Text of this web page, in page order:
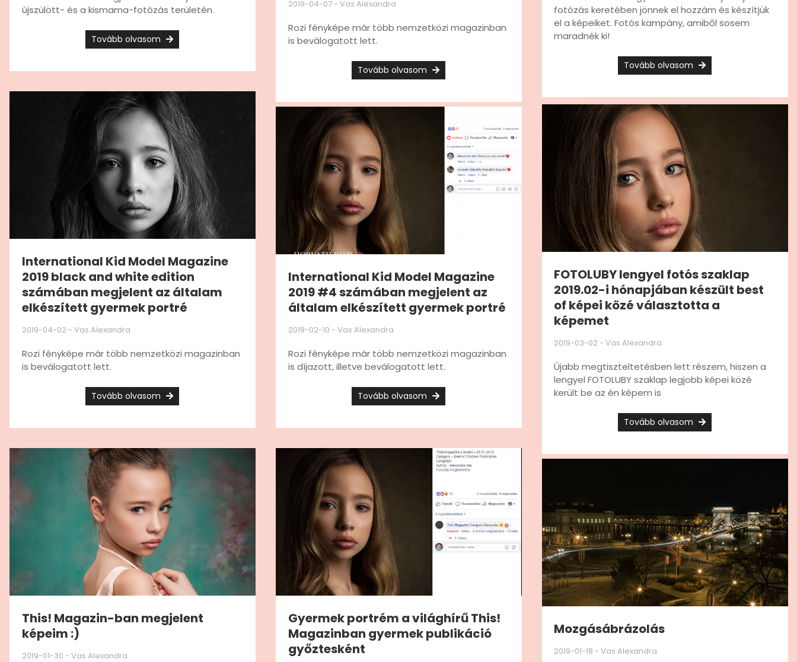
újszülött- és a kismama-fotózás területén.
Tovább olvasom
2019-04-07 - Vas Alexandra
Rozi fényképe már több nemzetközi magazinban
is beválogatott lett.
Tovább olvasom
fotózás keretében jönnek el hozzám és készítjük
el a képeiket. Fotós kampány, amiből sosem
maradnék ki!
Tovább olvasom
International Kid Model Magazine
2019 black and white edition
számában megjelent az általam
elkészített gyermek portré
2019-04-02 - Vas Alexandra
Rozi fényképe már több nemzetközi magazinban
is beválogatott lett.
Tovább olvasom
FOTOLUBY lengyel fotós szaklap
2019.02-i hónapjában készült best
of képei közé választotta a
képemet
2019-03-02 -Vas Alexandra
Újabb megtiszteltetésben lett részem, hiszen a
lengyel FOTOLUBY szaklap legjobb képei közé
került be az én képem is
Tovább olvasom
International Kid Model Magazine
2019 #4 számában megjelent az
általam elkészített gyermek portré
2019-02-10 - Vas Alexandra
Rozi fényképe már több nemzetközi magazinban
is díjazott, illetve beválogatott lett.
Tovább olvasom
This! Magazin-ban megjelent
képeim :)
2019-01-30 - Vas Alexandra
Gyermek portrém a világhírű This!
Magazinban gyermek publikáció
győztesként
Mozgásábrázolás
2019-01-18 -Vas Alexandra